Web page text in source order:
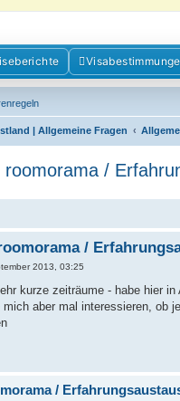
grosse Forum
und Visum in Kolumbien
| Allgemeine Fragen
/
/
2013, 03:25
kurze zeiträume - habe hier
aber mal interessieren, ob
/